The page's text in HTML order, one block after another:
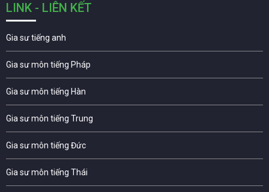
LINK - LIÊN KẾT
Gia sư tiếng anh
Gia sư môn tiếng Pháp
Gia sư môn tiếng Hàn
Gia sư môn tiếng Trung
Gia sư môn tiếng Đức
Gia sư môn tiếng Thái